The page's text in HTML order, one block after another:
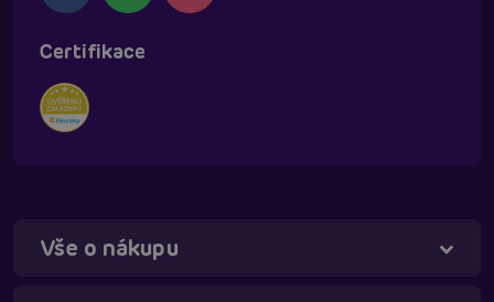
Certifikace
Vše o nákupuTáňa - virtuální asistentka